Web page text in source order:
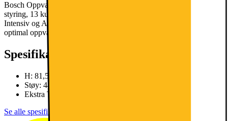
Bosch Oppvaskmaskin SMU4HTW74SWi-Fi Yes har Wi-Fi-
styring, 13 kuverter, stille 44 dB drift, og seks programmer inkludert
Intensiv og Auto, alt tilgjengelig via Home Connect-appen for
optimal oppvaskytelse.
Spesifikasjoner
H: 81,5 cm, B: 59,8 cm, D: 57,3 cm
Støy: 44dB / Kuverter: 13
Ekstra Tørr
Se alle spesifikasjoner